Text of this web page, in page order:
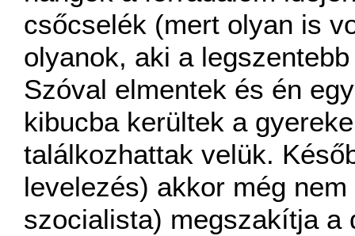
csőcselék (mert olyan is
olyanok, aki a
Szóval elmentek és én
kibucba kerültek a
találkozhattak velük.
levelezés) akkor még
szocialista) megszakítja a